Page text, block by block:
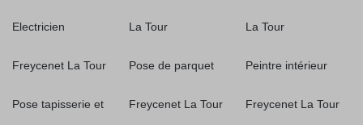
Electricien
Freycenet La Tour
Pose tapisserie et
La Tour
Pose de parquet
Freycenet La Tour
La Tour
Peintre intérieur
Freycenet La Tour